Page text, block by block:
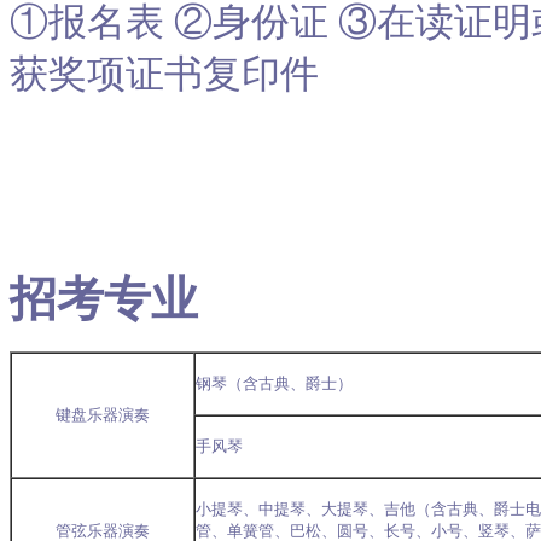
①报名表 ②身份证 ③在读证明
获奖项证书复印件
招考专业
键盘乐器演奏
钢琴（含古典、爵士）
手风琴
管弦乐器演奏
小提琴、中提琴、大提琴、吉他（含古典、爵士
管、单簧管、巴松、圆号、长号、小号、竖琴、